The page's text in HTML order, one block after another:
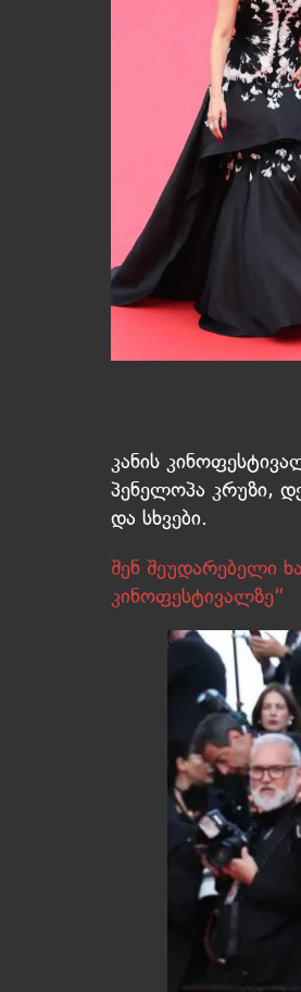
კანის
პენელოპა კრუზი,
და სხვები.
შენ შეუდარებელი
კინოფესტივალზე“